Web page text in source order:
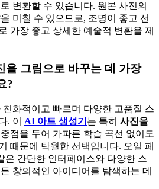
변환할 수 있습니다. 원본 사진의
미칠 수 있으므로, 조명이 좋고 선
가장 좋고 상세한 예술적 변환을 제
을 그림으로 바꾸는 데 가장
?
화적이고 빠르며 다양한 고품질 스
. 이 AI 아트 생성기 는 특히 사진을
점을 두어 가파른 학습 곡선 없이도
때문에 탁월한 선택입니다. 오일 페
은 간단한 인터페이스와 다양한 스
창의적인 아이디어를 탐색하는 데